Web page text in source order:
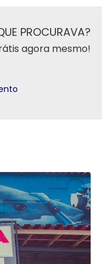
PROCURAVA?
agora mesmo!